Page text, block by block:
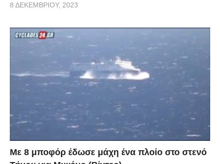
8 ΔΕΚΕΜΒΡΊΟΥ, 2023
Με 8 μποφόρ έδωσε μάχη ένα πλοίο στο στενό